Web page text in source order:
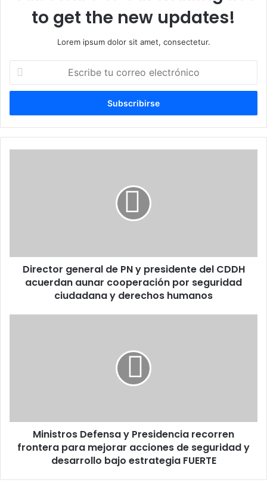
to get the new updates!
Lorem ipsum dolor sit amet, consectetur.
correo
acuerdan
aunar
cooperación
Director general de PN y presidente del CDDH
acuerdan aunar cooperación por seguridad
ciudadana y derechos humanos
acciones
seguridad
bajo
Ministros Defensa y Presidencia recorren
frontera para mejorar acciones de seguridad y
desarrollo bajo estrategia FUERTE